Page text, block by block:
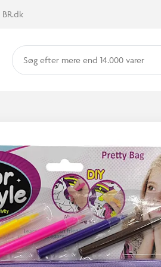
mere end 14.000 varer